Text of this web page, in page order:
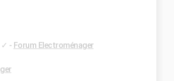
✓ - Forum Electroménager